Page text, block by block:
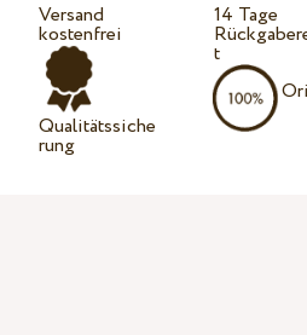
Versand
kostenfrei
Qualitätssiche
rung
14 Tage
t